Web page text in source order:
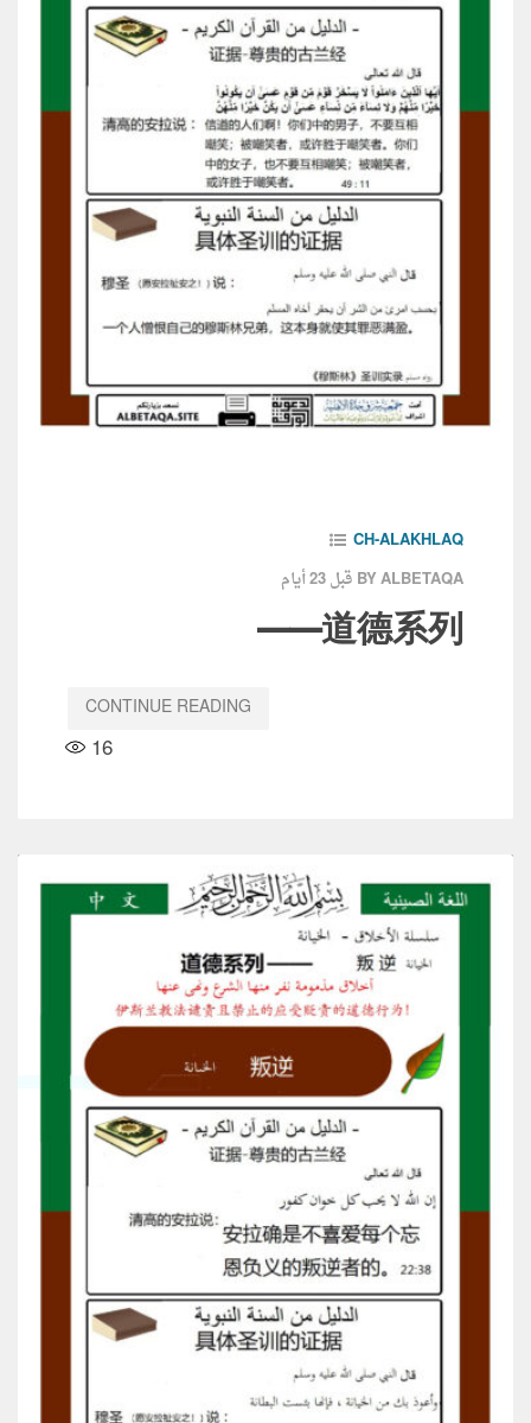
CH-ALAKHLAQ
قبل 23 أيام BY ALBETAQA
道德系列——
CONTINUE READING
16